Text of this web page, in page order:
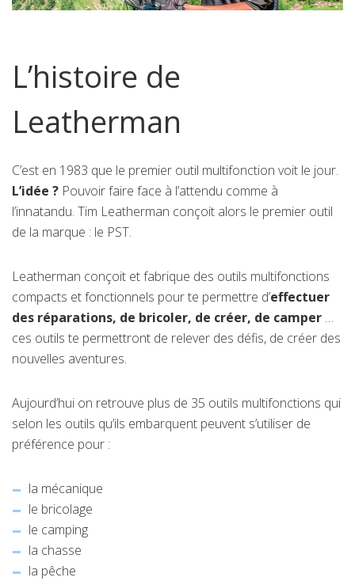
L’histoire de
Leatherman
C’est en 1983 que le premier outil multifonction voit le jour.
L’idée ? Pouvoir faire face à l’attendu comme à
l’innatandu. Tim Leatherman conçoit alors le premier outil
de la marque : le PST.
Leatherman conçoit et fabrique des outils multifonctions
compacts et fonctionnels pour te permettre d’effectuer
des réparations, de bricoler, de créer, de camper …
ces outils te permettront de relever des défis, de créer des
nouvelles aventures.
Aujourd’hui on retrouve plus de 35 outils multifonctions qui
selon les outils qu’ils embarquent peuvent s’utiliser de
préférence pour :
la mécanique
le bricolage
le camping
la chasse
la pêche